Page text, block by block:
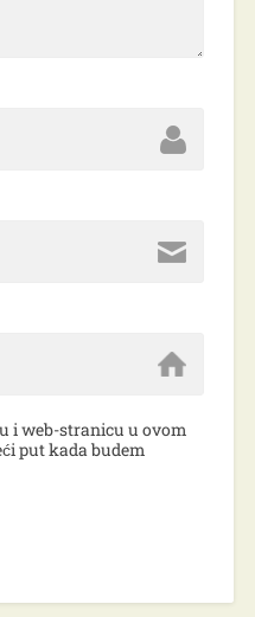
i web-stranicu u ovom
put kada budem